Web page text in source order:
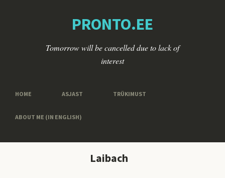
PRONTO.EE
Tomorrow will be cancelled due to lack of
interest
HOME ASJAST TRÜKIMUST
ABOUT ME (IN ENGLISH)
Laibach